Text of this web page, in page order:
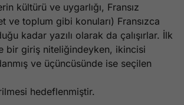
kültürü ve uygarlığı, Fransız
ve toplum gibi konuları) Fransızca
kadar yazılı olarak da çalışırlar. İlk
bir giriş niteliğindeyken, ikincisi
ve üçüncüsünde ise seçilen
hedeflenmiştir.